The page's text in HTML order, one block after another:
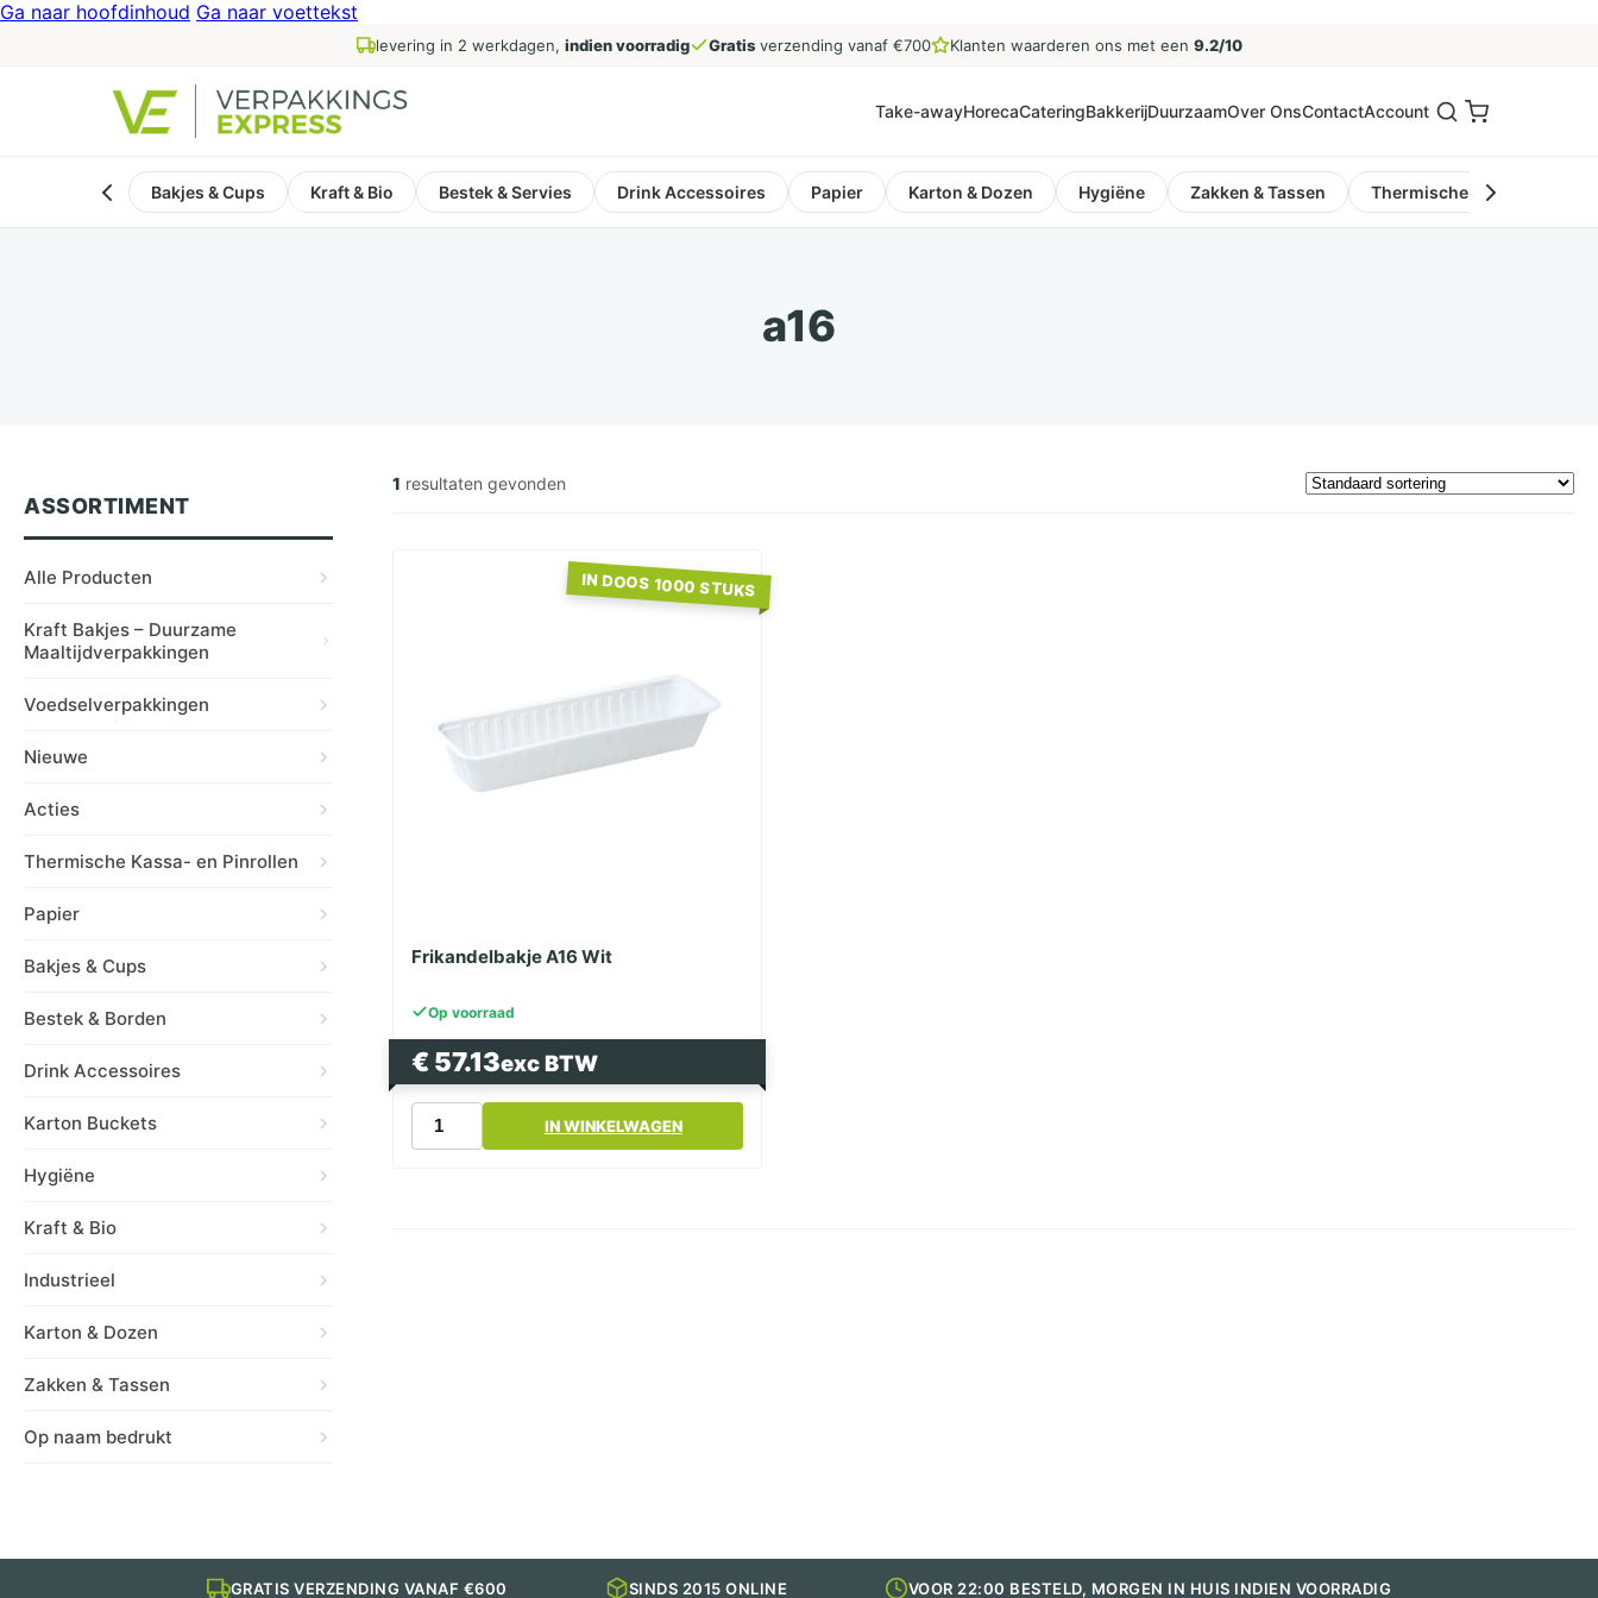
Ga naar hoofdinhoud Ga naar voettekst
levering in 2 werkdagen, indien voorradig Gratisverzending vanaf €700 Klanten waarderen ons met een 9.2/10
Take-awayHorecaCateringBakkerijDuurzaamOver OnsContactAccount
Bakjes & Cups Kraft & Bio Bestek & Servies Drink Accessoires Papier Karton & Dozen Hygiëne Zakken & Tassen Thermische Kassa- en
a16
ASSORTIMENT
Alle Producten
Kraft Bakjes – Duurzame
Maaltijdverpakkingen
Voedselverpakkingen
Nieuwe
Acties
Thermische Kassa- en Pinrollen
Papier
Bakjes & Cups
Bestek & Borden
Drink Accessoires
Karton Buckets
Hygiëne
Kraft & Bio
Industrieel
Karton & Dozen
Zakken & Tassen
Op naam bedrukt
1 resultaten gevonden
Frikandelbakje A16 Wit
Op voorraad
IN DOOS 1000 STUKS
€ 57.13exc BTW
Frikandelbakje
A16
IN WINKELWAGEN
GRATIS VERZENDING VANAF €600 SINDS 2015 ONLINE VOOR 22:00 BESTELD, MORGEN IN HUIS INDIEN VOORRADIG